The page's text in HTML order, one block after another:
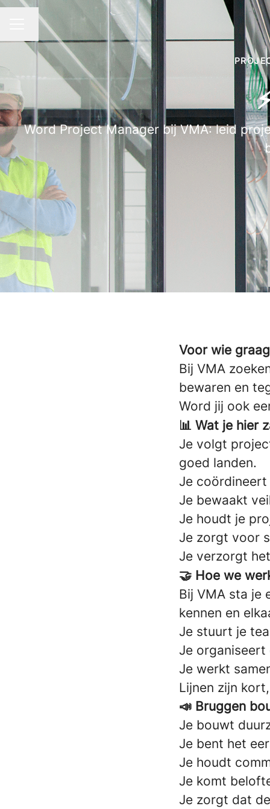
CARRIÈREMENU
Taal wijzigen
Word Project Manager bij VMA: leid
Voor wie
Bij VMA
bewaren en
Word jij ook
📊 Wat je hier
Je volgt
goed landen.
Je
Je bewaakt
Je houdt je
Je zorgt voor
Je verzorgt
🤝 Hoe we
Bij VMA sta je
kennen en
Je stuurt je
Je
Je werkt
Lijnen zijn
📣 Bruggen
Je bouwt
Je bent het
Je houdt
Je komt
Je zorgt dat